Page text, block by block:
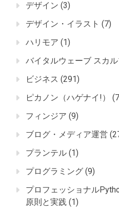
デザイン (3)
デザイン・イラスト (7)
ハリモア (1)
バイタルウェーブ スカ
ビジネス (291)
ピカノン（ハゲナイ!）
フィンジア (9)
ブログ・メディア運営
プランテル (1)
プログラミング (9)
プロフェッショナル
原則と実践 (1)